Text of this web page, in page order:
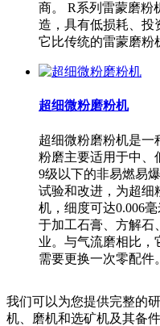
商。 R系列雷蒙磨粉
造，具有低损耗、投
它比传统的雷蒙磨粉
超细微粉磨粉机
超细微粉磨粉机是一
粉磨主要适用于中、
9级以下的非易燃易
试验和改进，为超细
机，细度可达0.006
于加工石膏、方解石
业。与气流磨相比，
需要更换一次零配件
我们可以为您提供完整的
机、磨机和选矿机及其备件